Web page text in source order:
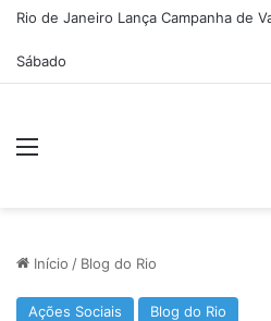
Rio de Janeiro Lança Campanha de
Sábado
Menu
Início / Blog do Rio
Ações Sociais Blog do Rio